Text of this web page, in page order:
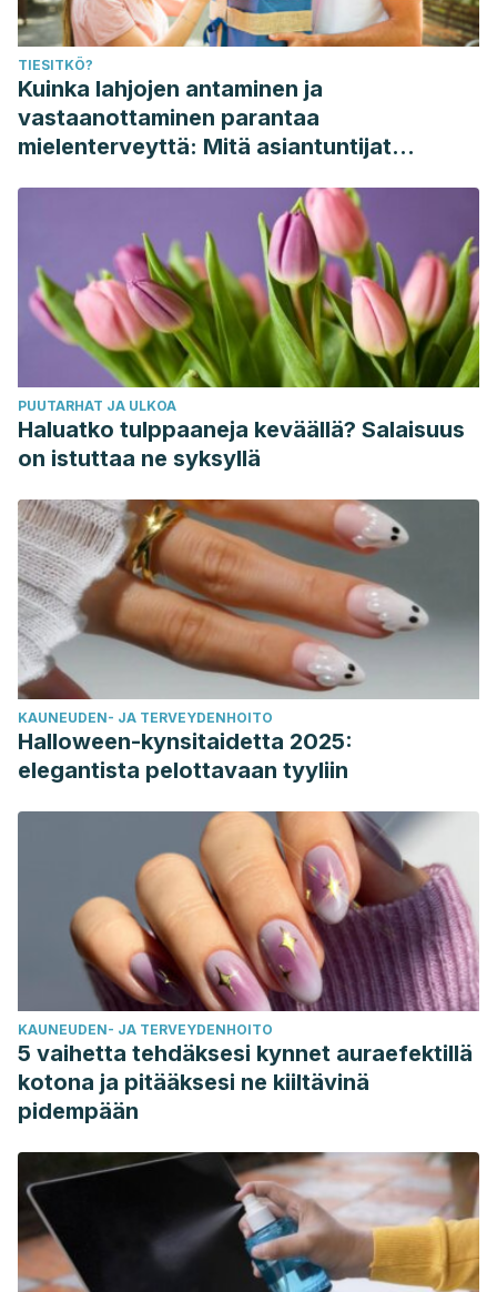
TIESITKÖ?
Kuinka lahjojen antaminen ja
vastaanottaminen parantaa
mielenterveyttä: Mitä asiantuntijat
PUUTARHAT JA ULKOA
Haluatko tulppaaneja keväällä? Salaisuus
on istuttaa ne syksyllä
KAUNEUDEN- JA TERVEYDENHOITO
Halloween-kynsitaidetta 2025:
elegantista pelottavaan tyyliin
KAUNEUDEN- JA TERVEYDENHOITO
5 vaihetta tehdäksesi kynnet auraefektillä
kotona ja pitääksesi ne kiiltävinä
pidempään